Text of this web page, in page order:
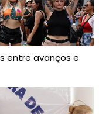
entre avanços e